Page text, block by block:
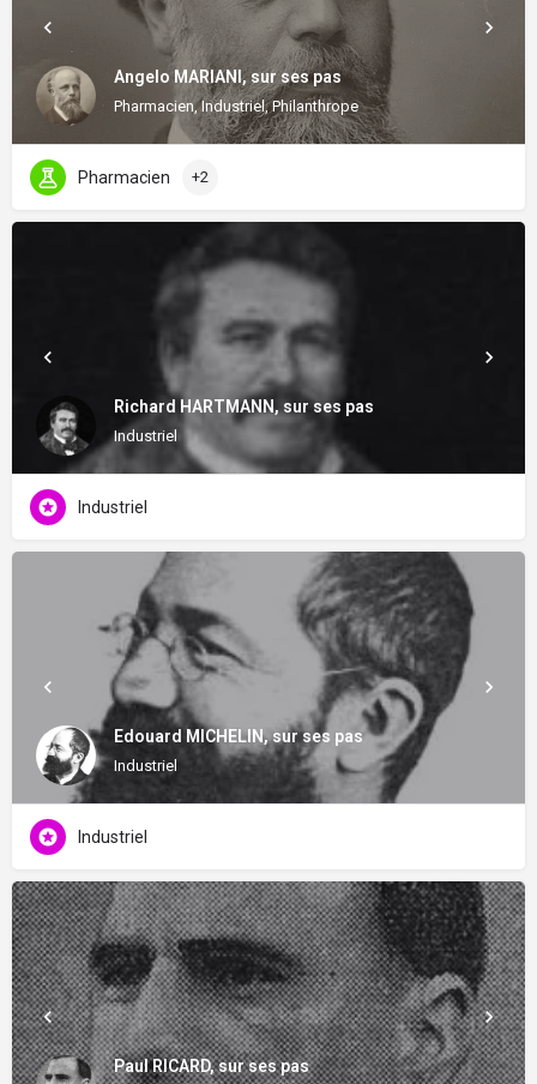
Angelo MARIANI, sur ses pas
Pharmacien, Industriel, Philanthrope
Pharmacien +2
Richard HARTMANN, sur ses pas
Industriel
Industriel
Edouard MICHELIN, sur ses pas
Industriel
Industriel
Paul RICARD, sur ses pas